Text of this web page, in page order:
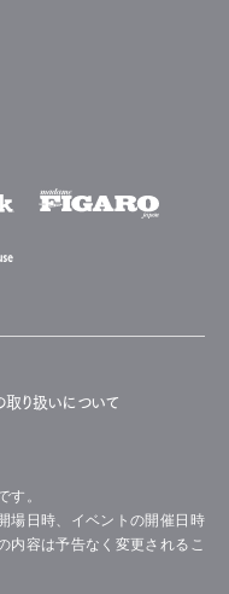
り扱いについて
す。
場日時、イベントの開催日時
内容は予告なく変更されるこ